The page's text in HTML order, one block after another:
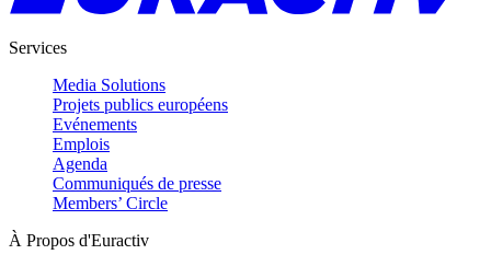
Services
Media Solutions
Projets publics européens
Evénements
Emplois
Agenda
Communiqués de presse
Members’ Circle
À Propos d'Euractiv